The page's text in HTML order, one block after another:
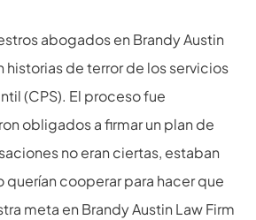
abogados en Brandy Austin
historias de terror de los servicios
(CPS). El proceso fue
obligados a firmar un plan de
no eran ciertas, estaban
cooperar para hacer que
meta en Brandy Austin Law Firm